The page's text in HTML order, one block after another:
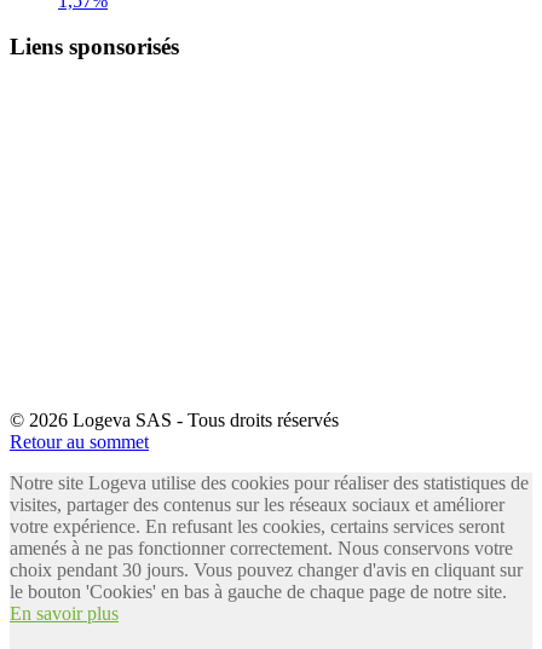
Liens sponsorisés
© 2026 Logeva SAS - Tous droits réservés
Retour au sommet
Notre site Logeva utilise des cookies pour réaliser des statistiques de
visites, partager des contenus sur les réseaux sociaux et améliorer
votre expérience. En refusant les cookies, certains services seront
amenés à ne pas fonctionner correctement. Nous conservons votre
choix pendant 30 jours. Vous pouvez changer d'avis en cliquant sur
le bouton 'Cookies' en bas à gauche de chaque page de notre site.
En savoir plus